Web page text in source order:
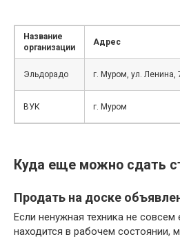
Название
организации
Адрес
Эльдорадо г. Муром, ул. Ленина,
ВУК г. Муром
Куда еще можно сдать
Продать на доске
Если ненужная техника не
находится в рабочем состоянии,